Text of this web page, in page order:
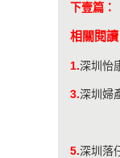
下壹篇：
相關閱讀
1.深圳怡
3.深圳婦
5.深圳落